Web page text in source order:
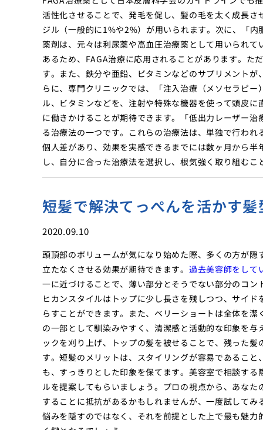
活性化させることで、発毛を促し、髪の毛を太く成長
ジル（一般的に1%や2%）が用いられます。次に、「
薬剤は、元々は利尿薬や高血圧治療薬として用いられ
あるため、FAGA治療に応用されることがあります。た
す。また、鉄分や亜鉛、ビタミンなどのサプリメント
らに、専門クリニックでは、「注入治療（メソセラピ
ル、ビタミンなどを、注射や特殊な機器を使って頭皮
に働きかけることが期待できます。「低出力レーザー
る治療法の一つです。これらの治療法は、単独で行わ
個人差があり、効果を実感できるまでには数ヶ月から
し、自分に合った治療法を選択し、根気強く取り組むこ
短髪で解決てっぺんを活かす髪
2020.09.10
頭頂部のボリュームが気になり始めた際、多くの方が
立たなくさせる効果が期待できます。 過去美容師をして
一に近づけることで、薄い部分とそうでない部分のコ
ヒカンスタイルはトップに少し長さを残しつつ、サイ
らすことができます。また、ベリーショートは全体を
の一部として馴染みやすく、清潔感と活動的な印象を
ックを刈り上げ、トップの髪を被せることで、残った
す。短髪のメリットは、スタイリングが容易であるこ
も、すっきりとした印象を保てます。美容室で相談す
ルを提案してもらいましょう。プロの視点から、あな
することに抵抗があるかもしれませんが、一度試して
悩みを隠すのではなく、それを前提とした上で最も魅